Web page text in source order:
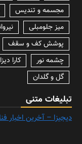
مجسمه و تندیس
میز جلومبلی
پوشش کف و سقف
چشمه نور
کارا
گل و گلدان
تبلیغات متنی
دیجیزا – آخرین اخبار